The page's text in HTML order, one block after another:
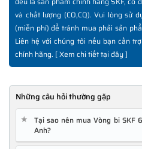
Chúng tôi mong muốn nhận
khách hàng qua email:
góp giúp NGOCANH.COM hoàn
hàng.
và chất lượng (CO,CQ). Vui lòng sử
(miễn phí) để tránh mua phải sản
Liên hệ với chúng tôi nếu bạn cần
chính hãng. [Xem chi tiết tại đây]
Những câu hỏi thường gặp
★
Tại sao nên mua Vòng bi SKF
Anh?